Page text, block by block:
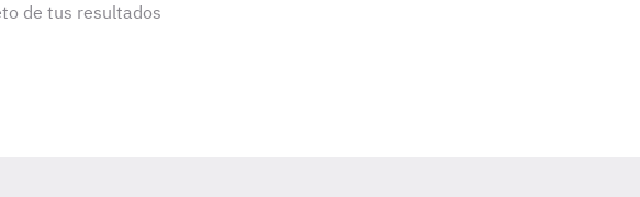
de tus resultados